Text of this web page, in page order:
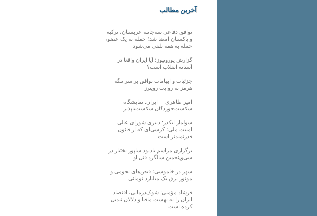
آخرین مطالب
توافق دفاعی سه‌جانبه عربستان، ترکیه
و پاکستان امضا شد؛ حمله به یک عضو،
حمله به همه تلقی می‌شود
گزارش یورونیوز؛ آیا ایران واقعا در
آستانه انقلاب است؟
جزئیات و ابهامات توافق بر سر تنگه
هرمز به روایت رویترز
امیر طاهری – ایران: نمایشگاه
شکست‌خوردگان شکست‌ناپذیر
سولماز ایکدر: دبیری شورای عالی
امنیت ملی؛ کرسی‌ای که از قانون
قدرتمندتر است
برگزاری مراسم یادبود شاپور بختیار در
سی‌وپنجمین سالگرد قتل او
شهر در خاموشی؛ قبض‌های نجومی و
موتور برق یک میلیارد تومانی
فرشاد مؤمنی: شوک‌درمانی، اقتصاد
ایران را به بهشت مافیا و دلالان تبدیل
کرده است